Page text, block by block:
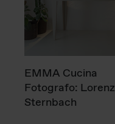
EMMA Cucina
Fotografo: Lorenz
Sternbach